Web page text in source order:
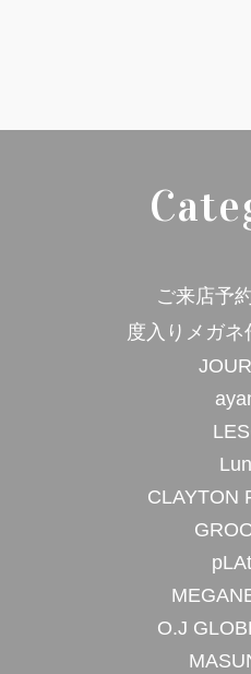
ご来店予
度入りメガネ
CLAYTON
O.J